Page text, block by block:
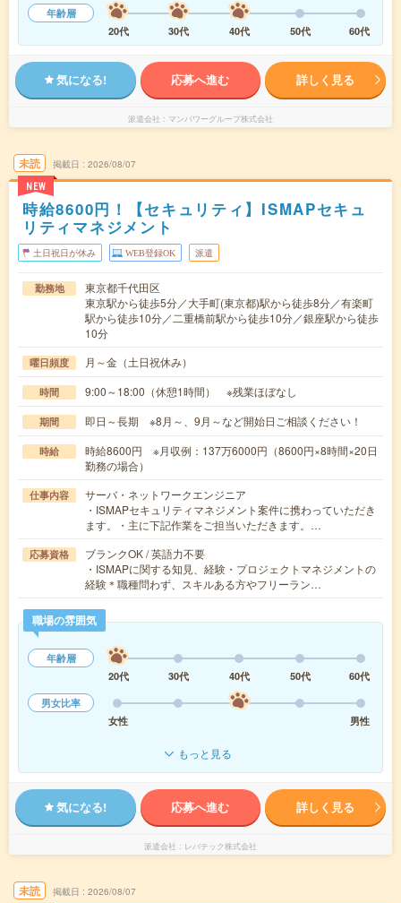
年齢層
20代
30代 40代 50代 60代
気になる! 応募へ進む 詳しく見る
派遣会社 マンパワーグループ株式会社
未読
NEW
掲載日 2026/08/07
時給8600円！【セキュリティ】ISMAPセキュ
リティマネジメント
土日祝日が休み WEB登録OK 派遣
勤務地
東京都千代田区
東京駅から徒歩5分／大手町(東京都)駅から徒歩8分／有楽町
駅から徒歩10分／二重橋前駅から徒歩10分／銀座駅から徒歩
10分
曜日頻度 月～金（土日祝休み）
時間 9:00～18:00（休憩1時間） ※残業ほぼなし
期間 即日～長期 ※8月～、9月～など開始日ご相談ください！
時給
時給8600円 ※月収例：137万6000円（8600円×8時間×20日
勤務の場合）
仕事内容
サーバ・ネットワークエンジニア
・ISMAPセキュリティマネジメント案件に携わっていただき
ます。・主に下記作業をご担当いただきます。…
応募資格
ブランクOK / 英語力不要
・ISMAPに関する知見、経験・プロジェクトマネジメントの
経験＊職種問わず、スキルある方やフリーラン…
職場の雰囲気
年齢層
20代
30代 40代 50代
60代
男女比率
女性
男性
もっと見る
気になる! 応募へ進む 詳しく見る
派遣会社 レバテック株式会社
未読 掲載日 2026/08/07